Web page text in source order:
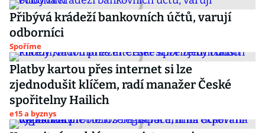
Přibývá krádeží bankovních účtů, varují
odborníci
Spoříme
Platby kartou přes internet si lze
zjednodušit klíčem, radí manažer České
spořitelny Hailich
e15 a byznys